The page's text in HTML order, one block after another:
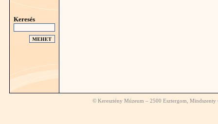
Keresés
© Keresztény Múzeum – 2500 Esztergom,